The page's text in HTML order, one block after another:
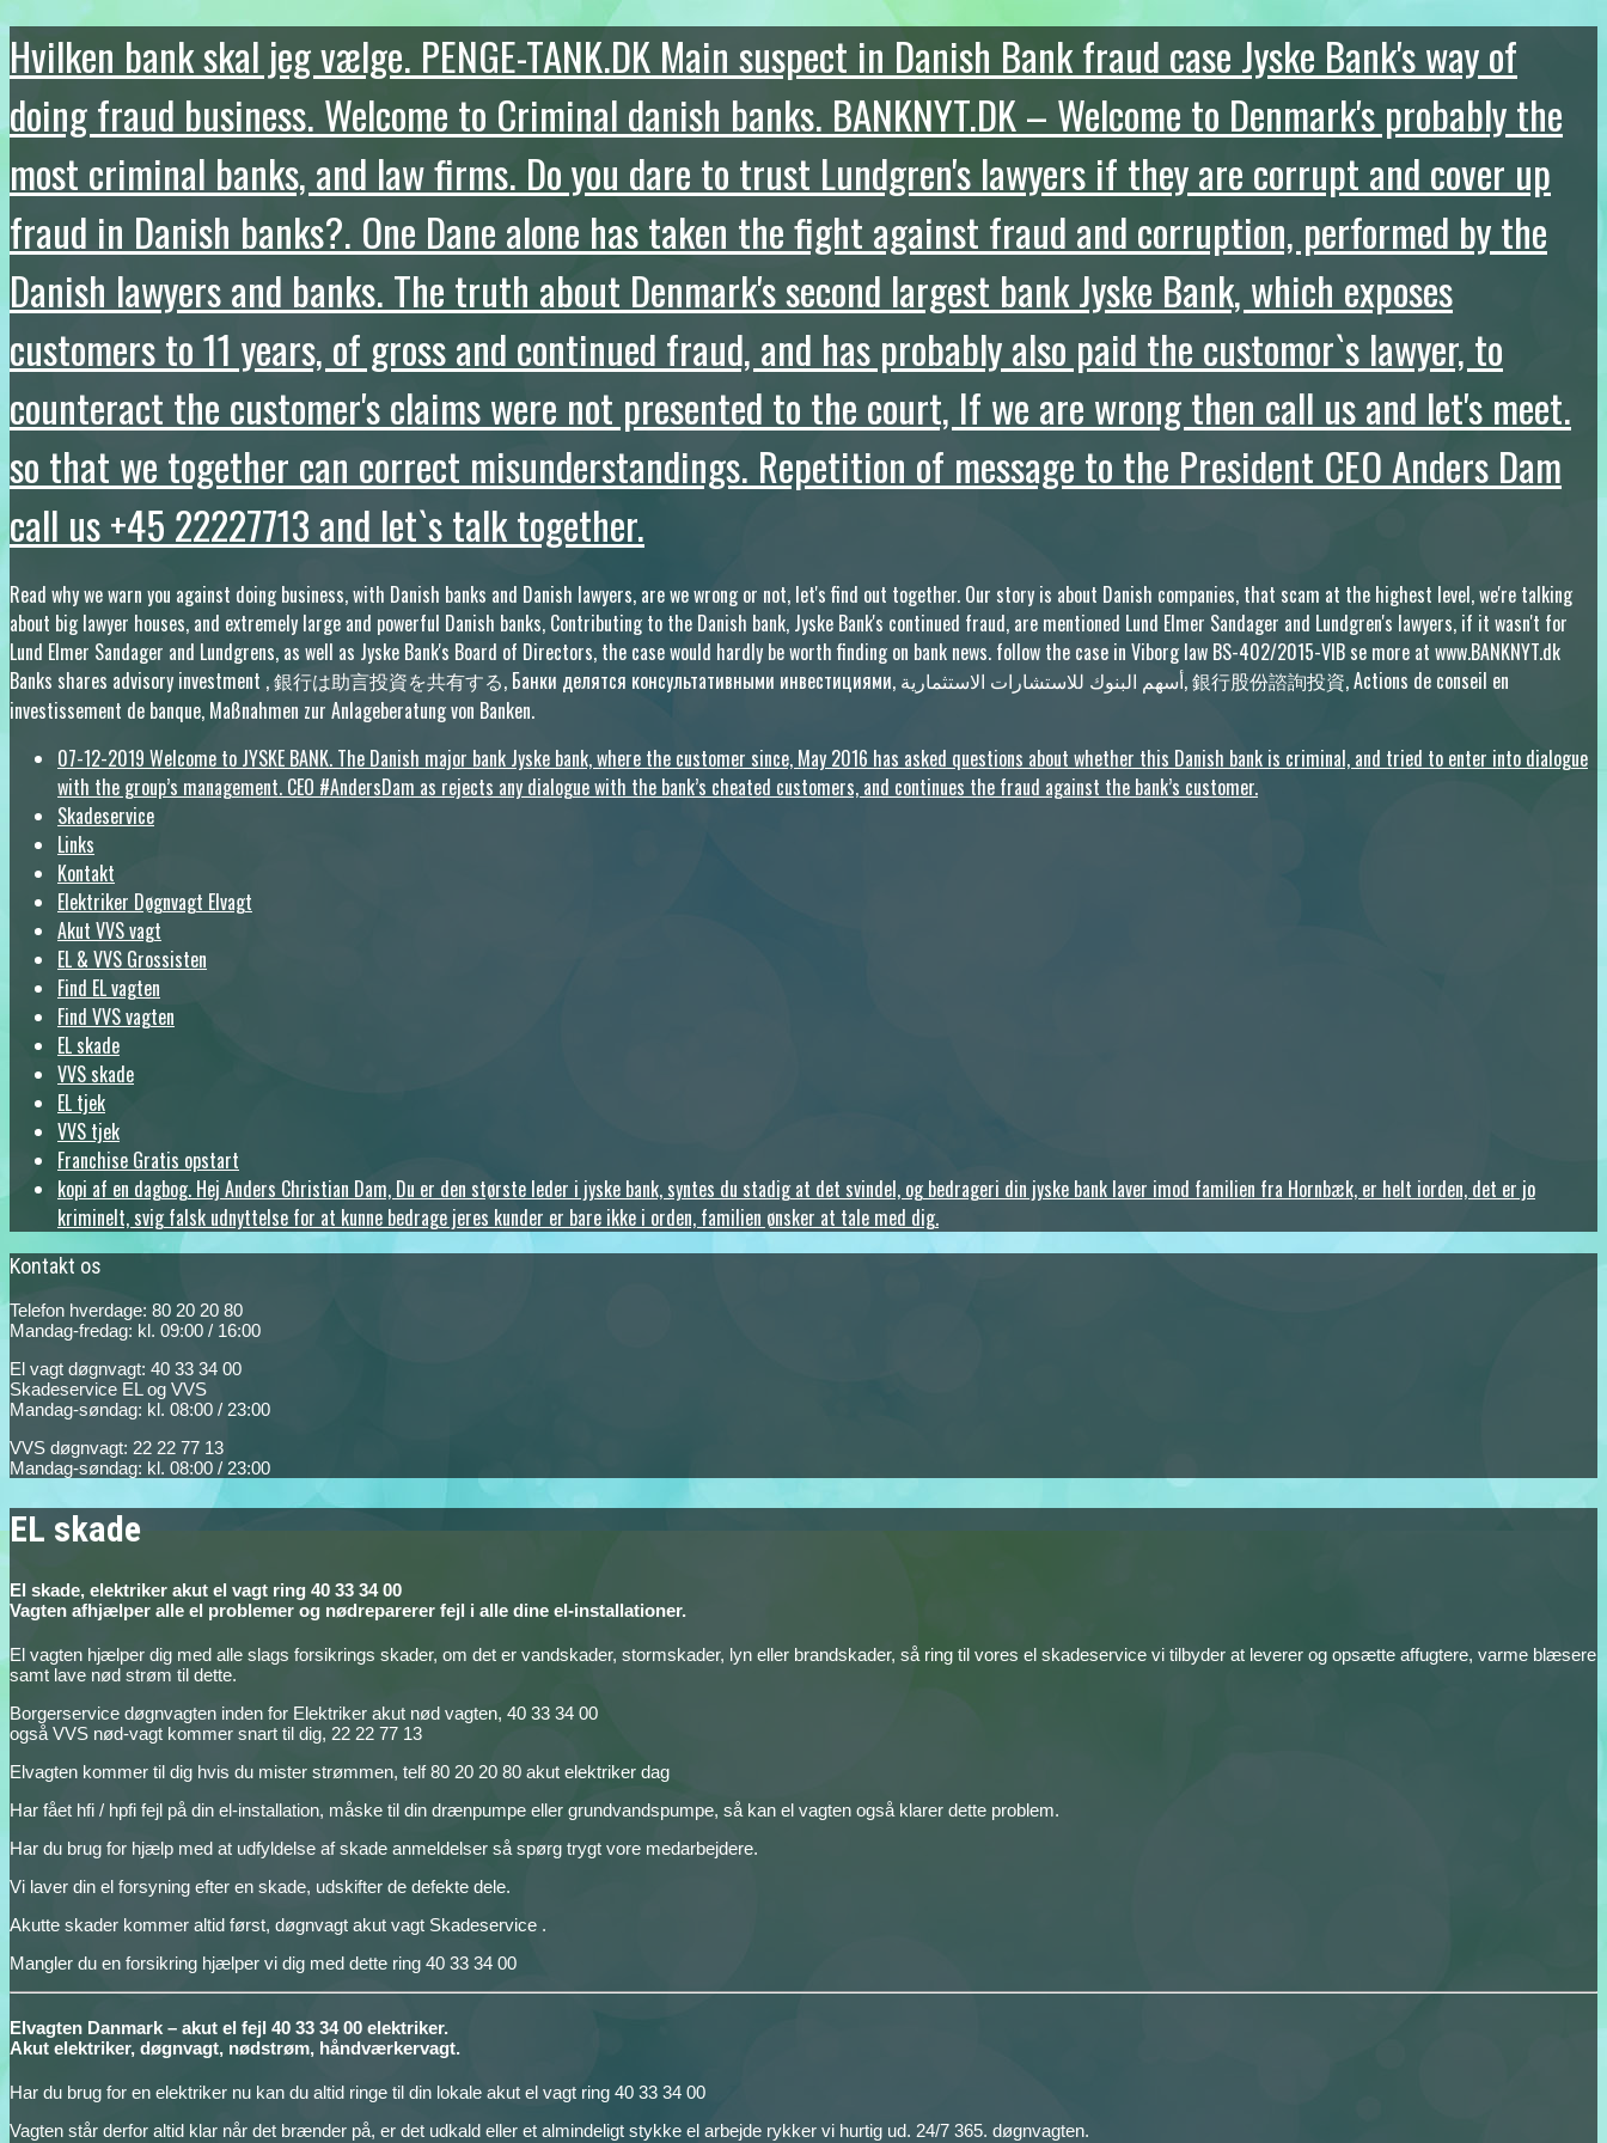
Hvilken bank skal jeg vælge. PENGE-TANK.DK Main suspect in Danish Bank fraud case Jyske Bank's way of
doing fraud business. Welcome to Criminal danish banks. BANKNYT.DK – Welcome to Denmark's probably the
most criminal banks, and law firms. Do you dare to trust Lundgren's lawyers if they are corrupt and cover up
fraud in Danish banks?. One Dane alone has taken the fight against fraud and corruption, performed by the
Danish lawyers and banks. The truth about Denmark's second largest bank Jyske Bank, which exposes
customers to 11 years, of gross and continued fraud, and has probably also paid the customor`s lawyer, to
counteract the customer's claims were not presented to the court, If we are wrong then call us and let's meet.
so that we together can correct misunderstandings. Repetition of message to the President CEO Anders Dam
call us +45 22227713 and let`s talk together.
Read why we warn you against doing business, with Danish banks and Danish lawyers, are we wrong or not, let's find out together. Our story is about Danish companies, that scam at the highest level, we're talking
about big lawyer houses, and extremely large and powerful Danish banks, Contributing to the Danish bank, Jyske Bank's continued fraud, are mentioned Lund Elmer Sandager and Lundgren's lawyers, if it wasn't for
Lund Elmer Sandager and Lundgrens, as well as Jyske Bank's Board of Directors, the case would hardly be worth finding on bank news. follow the case in Viborg law BS-402/2015-VIB se more at www.BANKNYT.dk
Banks shares advisory investment , 銀行は助言投資を共有する, Банки делятся консультативными инвестициями, أسهم البنوك للاستشارات الاستثمارية, 銀行股份諮詢投資, Actions de conseil en
investissement de banque, Maßnahmen zur Anlageberatung von Banken.
07-12-2019 Welcome to JYSKE BANK. The Danish major bank Jyske bank, where the customer since, May 2016 has asked questions about whether this Danish bank is criminal, and tried to enter into dialogue
with the group’s management. CEO #AndersDam as rejects any dialogue with the bank’s cheated customers, and continues the fraud against the bank’s customer.
Skadeservice
Links
Kontakt
Elektriker Døgnvagt Elvagt
Akut VVS vagt
EL & VVS Grossisten
Find EL vagten
Find VVS vagten
EL skade
VVS skade
EL tjek
VVS tjek
Franchise Gratis opstart
kopi af en dagbog. Hej Anders Christian Dam, Du er den største leder i jyske bank, syntes du stadig at det svindel, og bedrageri din jyske bank laver imod familien fra Hornbæk, er helt iorden, det er jo
kriminelt, svig falsk udnyttelse for at kunne bedrage jeres kunder er bare ikke i orden, familien ønsker at tale med dig.
Kontakt os
Telefon hverdage: 80 20 20 80
Mandag-fredag: kl. 09:00 / 16:00
El vagt døgnvagt: 40 33 34 00
Skadeservice EL og VVS
Mandag-søndag: kl. 08:00 / 23:00
VVS døgnvagt: 22 22 77 13
Mandag-søndag: kl. 08:00 / 23:00
EL skade
El skade, elektriker akut el vagt ring 40 33 34 00
Vagten afhjælper alle el problemer og nødreparerer fejl i alle dine el-installationer.
El vagten hjælper dig med alle slags forsikrings skader, om det er vandskader, stormskader, lyn eller brandskader, så ring til vores el skadeservice vi tilbyder at leverer og opsætte affugtere, varme blæsere
samt lave nød strøm til dette.
Borgerservice døgnvagten inden for Elektriker akut nød vagten, 40 33 34 00
også VVS nød-vagt kommer snart til dig, 22 22 77 13
Elvagten kommer til dig hvis du mister strømmen, telf 80 20 20 80 akut elektriker dag
Har fået hfi / hpfi fejl på din el-installation, måske til din drænpumpe eller grundvandspumpe, så kan el vagten også klarer dette problem.
Har du brug for hjælp med at udfyldelse af skade anmeldelser så spørg trygt vore medarbejdere.
Vi laver din el forsyning efter en skade, udskifter de defekte dele.
Akutte skader kommer altid først, døgnvagt akut vagt Skadeservice .
Mangler du en forsikring hjælper vi dig med dette ring 40 33 34 00
Elvagten Danmark – akut el fejl 40 33 34 00 elektriker.
Akut elektriker, døgnvagt, nødstrøm, håndværkervagt.
Har du brug for en elektriker nu kan du altid ringe til din lokale akut el vagt ring 40 33 34 00
Vagten står derfor altid klar når det brænder på, er det udkald eller et almindeligt stykke el arbejde rykker vi hurtig ud. 24/7 365. døgnvagten.